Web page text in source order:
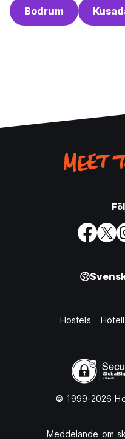
Bodrum
Hostels Hotell
© 1999-2026
Meddelande om